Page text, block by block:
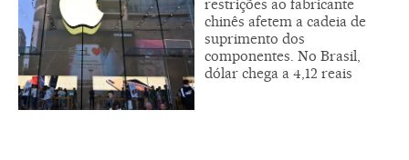
restrições ao fabricante
chinês afetem a cadeia de
suprimento dos
componentes. No Brasil,
dólar chega a 4,12 reais